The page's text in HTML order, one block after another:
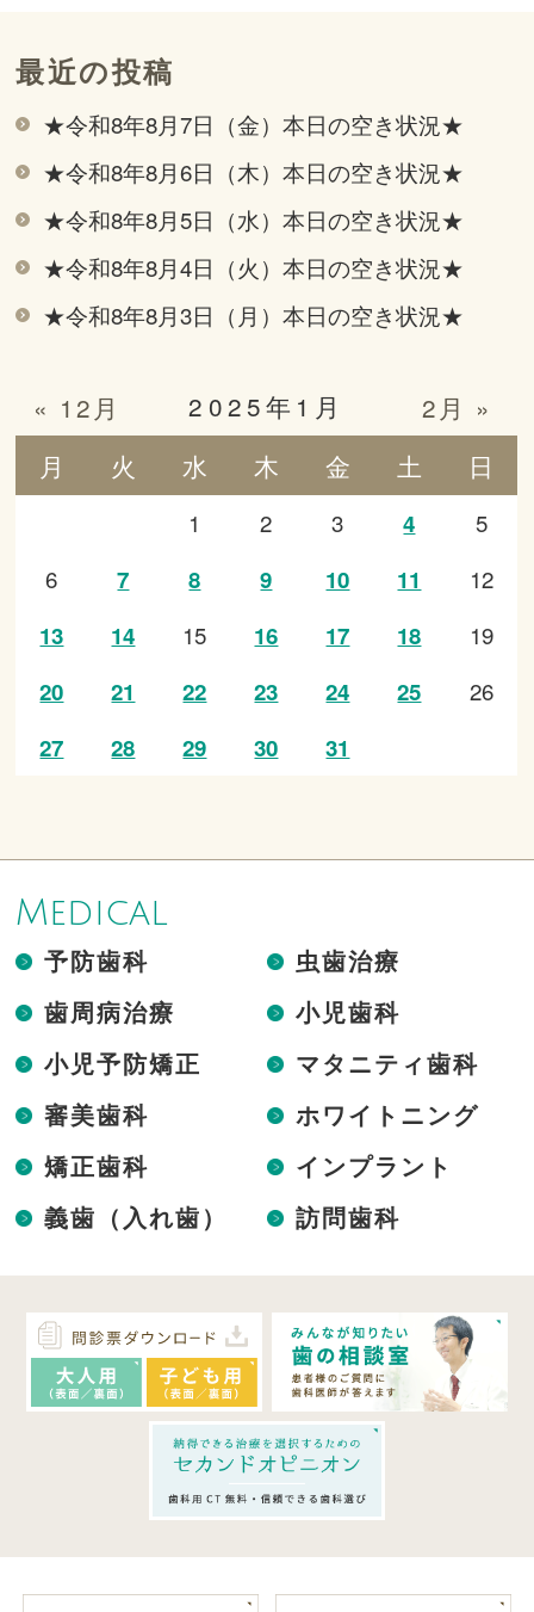
最近の投稿
★令和8年8月7日（金）本日の空き状況★
★令和8年8月6日（木）本日の空き状況★
★令和8年8月5日（水）本日の空き状況★
★令和8年8月4日（火）本日の空き状況★
★令和8年8月3日（月）本日の空き状況★
2025年1月
月
火 水 木 金 土 日
« 12月 2月 »
1 2 3 4
5
6
7 8 9 10 11
12
13
14 15 16 17 18
19
20
21 22 23 24 25
26
27
28 29 30 31
Medical
予防歯科
虫歯治療
歯周病治療
小児歯科
小児予防矯正
マタニティ歯科
審美歯科
ホワイトニング
矯正歯科
インプラント
義歯（入れ歯）
訪問歯科